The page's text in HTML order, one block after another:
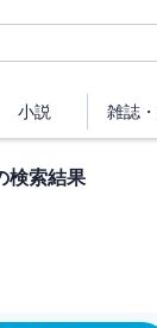
小説 雑誌・
検索結果